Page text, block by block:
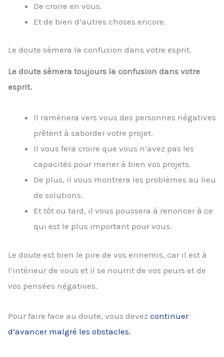
De croire en vous.
Et de bien d’autres choses encore.
Le doute sèmera la confusion dans votre esprit.
Le doute sèmera toujours la confusion dans votre
esprit.
Il ramènera vers vous des personnes négatives
prêtent à saborder votre projet.
Il vous fera croire que vous n’avez pas les
capacités pour mener à bien vos projets.
De plus, il vous montrera les problèmes au lieu
de solutions.
Et tôt ou tard, il vous poussera à renoncer à ce
qui est le plus important pour vous.
Le doute est bien le pire de vos ennemis, car il est à
l’intérieur de vous et il se nourrit de vos peurs et de
vos pensées négatives.
Pour faire face au doute, vous devez continuer
d’avancer malgré les obstacles.